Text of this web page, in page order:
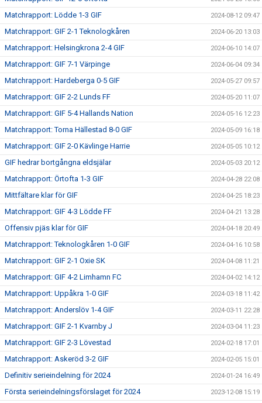
Matchrapport: Lödde 1-3 GIF 2024-08-12 09:47
Matchrapport: GIF 2-1 Teknologkåren 2024-06-20 13:03
Matchrapport: Helsingkrona 2-4 GIF 2024-06-10 14:07
Matchrapport: GIF 7-1 Värpinge 2024-06-04 09:34
Matchrapport: Hardeberga 0-5 GIF 2024-05-27 09:57
Matchrapport: GIF 2-2 Lunds FF 2024-05-20 11:07
Matchrapport: GIF 5-4 Hallands Nation 2024-05-16 12:23
Matchrapport: Torna Hällestad 8-0 GIF 2024-05-09 16:18
Matchrapport: GIF 2-0 Kävlinge Harrie 2024-05-05 10:12
GIF hedrar bortgångna eldsjälar 2024-05-03 20:12
Matchrapport: Örtofta 1-3 GIF 2024-04-28 22:08
Mittfältare klar för GIF 2024-04-25 18:23
Matchrapport: GIF 4-3 Lödde FF 2024-04-21 13:28
Offensiv pjäs klar för GIF 2024-04-18 20:49
Matchrapport: Teknologkåren 1-0 GIF 2024-04-16 10:58
Matchrapport: GIF 2-1 Oxie SK 2024-04-08 11:21
Matchrapport: GIF 4-2 Limhamn FC 2024-04-02 14:12
Matchrapport: Uppåkra 1-0 GIF 2024-03-18 11:42
Matchrapport: Anderslöv 1-4 GIF 2024-03-11 22:28
Matchrapport: GIF 2-1 Kvarnby J 2024-03-04 11:23
Matchrapport: GIF 2-3 Lövestad 2024-02-18 17:01
Matchrapport: Askeröd 3-2 GIF 2024-02-05 15:01
Definitiv serieindelning för 2024 2024-01-24 16:49
Första serieindelningsförslaget för 2024 2023-12-08 15:19